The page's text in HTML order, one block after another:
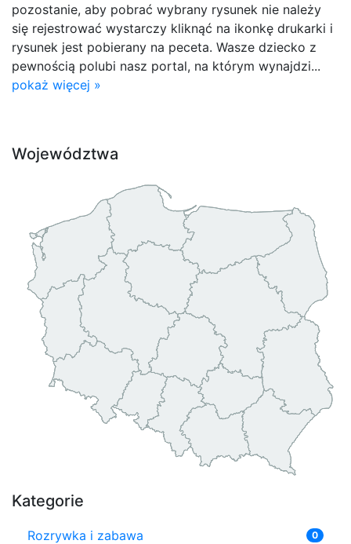
pozostanie, aby pobrać wybrany rysunek nie należy
się rejestrować wystarczy kliknąć na ikonkę drukarki i
rysunek jest pobierany na peceta. Wasze dziecko z
pewnością polubi nasz portal, na którym wynajdzi...
pokaż więcej »
Województwa
Kategorie
Rozrywka i zabawa 0